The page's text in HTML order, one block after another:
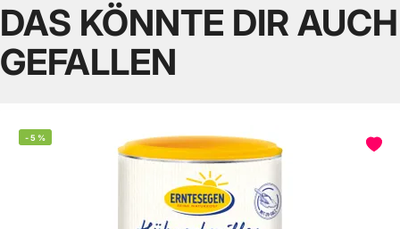
DAS KÖNNTE DIR AUCH
GEFALLEN
-5 %